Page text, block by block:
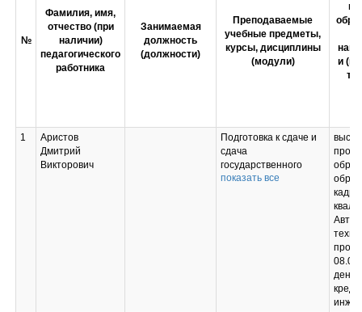
№
Фамилия, имя,
отчество (при
наличии)
педагогического
работника
Занимаемая
должность
(должности)
Преподаваемые
учебные предметы,
курсы, дисциплины
(модули)
и
1
Аристов
Дмитрий
Викторович
Подготовка к сдаче и
сдача
государственного
экзамена;
показать все